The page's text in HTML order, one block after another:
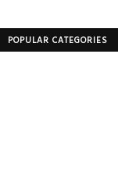
POPULAR CATEGORIES